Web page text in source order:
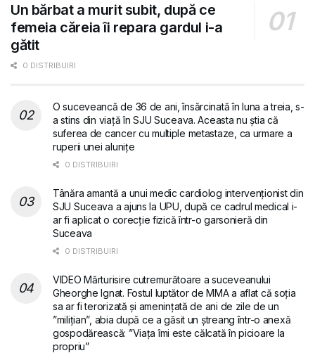
Un bărbat a murit subit, după ce
femeia căreia îi repara gardul i-a
gătit
0 DISTRIBUIRI
O suceveancă de 36 de ani, însărcinată în luna a treia, s-
a stins din viață în SJU Suceava. Aceasta nu știa că
suferea de cancer cu multiple metastaze, ca urmare a
ruperii unei alunițe
0 DISTRIBUIRI
Tânăra amantă a unui medic cardiolog intervenționist din
SJU Suceava a ajuns la UPU, după ce cadrul medical i-
ar fi aplicat o corecție fizică într-o garsonieră din
Suceava
0 DISTRIBUIRI
VIDEO Mărturisire cutremurătoare a suceveanului
Gheorghe Ignat. Fostul luptător de MMA a aflat că soția
sa ar fi terorizată și amenințată de ani de zile de un
”milițian”, abia după ce a găsit un ștreang într-o anexă
gospodărească: ”Viața îmi este călcată în picioare la
propriu”